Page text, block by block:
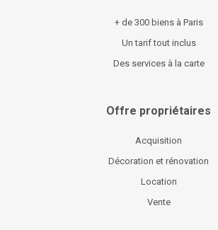
+ de 300 biens à Paris
Un tarif tout inclus
Des services à la carte
Offre propriétaires
Acquisition
Décoration et rénovation
Location
Vente